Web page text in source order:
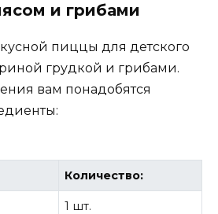
и грибами
пиццы для детского
грудкой и грибами.
вам понадобятся
Количество:
1 шт.